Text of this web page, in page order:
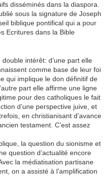
disséminés dans la diaspora.
sous la signature de Joseph
biblique pontifical qui a pour
Ecritures dans la Bible
intérêt: d’une part elle
comme base de leur foi
qui implique le don définitif de
part elle affirme une ligne
pour des catholiques le fait
d’une perspective juive, et
en christianisant d’avance
testament. C’est assez
la question du sionisme et
question d’actualité encore
la médiatisation partisane
on a assisté à l’amplification